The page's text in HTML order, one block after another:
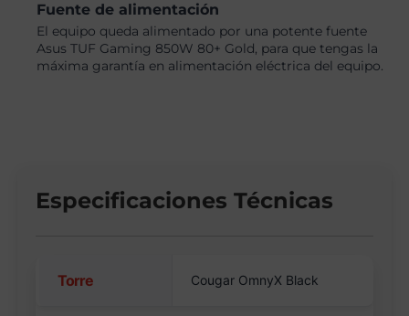
Fuente de alimentación
El equipo queda alimentado por una potente fuente
Asus TUF Gaming 850W 80+ Gold, para que tengas la
máxima garantía en alimentación eléctrica del equipo.
Especificaciones Técnicas
Torre Cougar OmnyX Black